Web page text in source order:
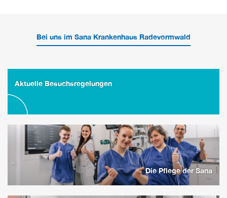
Bei uns im Sana Krankenhaus Radevormwald
Aktuelle Besuchsregelungen
Die Pflege der Sana